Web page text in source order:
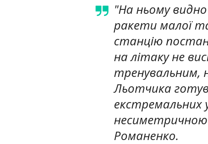
"На ньому
ракети малої
станцію
на літаку не
тренувальним,
Льотчика
екстремальних
несиметричною
Романенко.